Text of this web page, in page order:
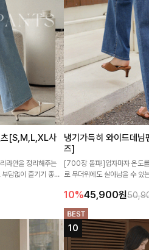
츠[S,M,L,XL사
라안을 정리해주는
담없이 즐기기 좋은
냉기가득히 와이드데
즈]
[700장 돌파!]입자마자 온도
로 무더위에도 살아남을 수 있
10%45,900원